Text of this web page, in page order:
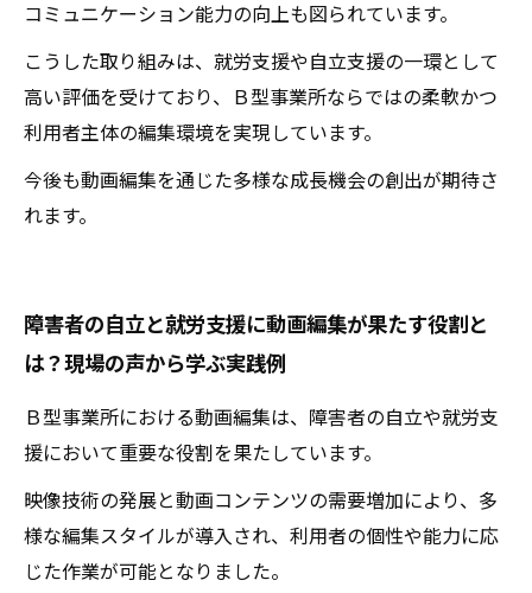
コミュニケーション能力の向上も図られています。
こうした取り組みは、就労支援や自立支援の一環として
高い評価を受けており、Ｂ型事業所ならではの柔軟かつ
利用者主体の編集環境を実現しています。
今後も動画編集を通じた多様な成長機会の創出が期待さ
れます。
障害者の自立と就労支援に動画編集が果たす役割と
は？現場の声から学ぶ実践例
Ｂ型事業所における動画編集は、障害者の自立や就労支
援において重要な役割を果たしています。
映像技術の発展と動画コンテンツの需要増加により、多
様な編集スタイルが導入され、利用者の個性や能力に応
じた作業が可能となりました。